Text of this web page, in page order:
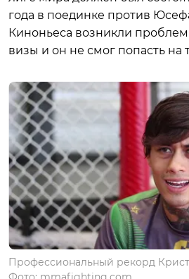
года в поединке против
Киноньеса возникли
визы и он не смог попасть на
Профессиональный рекорд